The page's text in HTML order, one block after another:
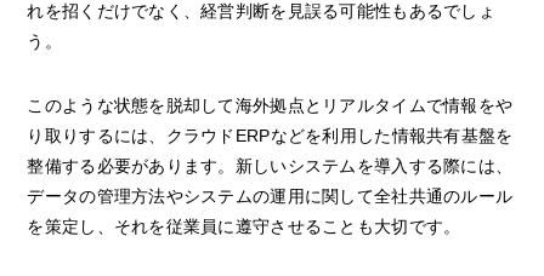
れを招くだけでなく、経営判断を見誤る可能性もあるでしょ
う。
このような状態を脱却して海外拠点とリアルタイムで情報をや
り取りするには、クラウドERPなどを利用した情報共有基盤を
整備する必要があります。新しいシステムを導入する際には、
データの管理方法やシステムの運用に関して全社共通のルール
を策定し、それを従業員に遵守させることも大切です。